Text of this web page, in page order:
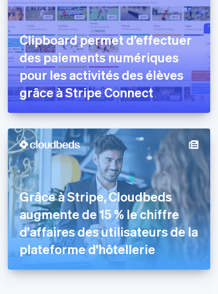
Clipboard permet d’effectuer
des paiements numériques
pour les activités des élèves
grâce à Stripe Connect
Grâce à Stripe, Cloudbeds
augmente de 15 % le chiffre
d'affaires des utilisateurs de la
plateforme d'hôtellerie
Chypre
English
Croatie
EnglishItaliano
Danemark
English
Émirats arabes unis
English
Espagne
EspañolEnglish
English
États-Unis
English Español简体中文
Finlande
English Svenska
France
Français
Gibraltar
English
Grèce
English
Hongrie
English
Inde
English
English